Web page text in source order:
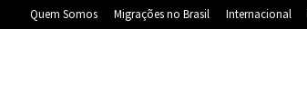
Quem Somos Migrações no Brasil Internacional